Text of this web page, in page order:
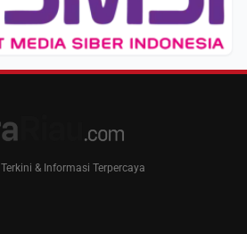
& Informasi Terpercaya